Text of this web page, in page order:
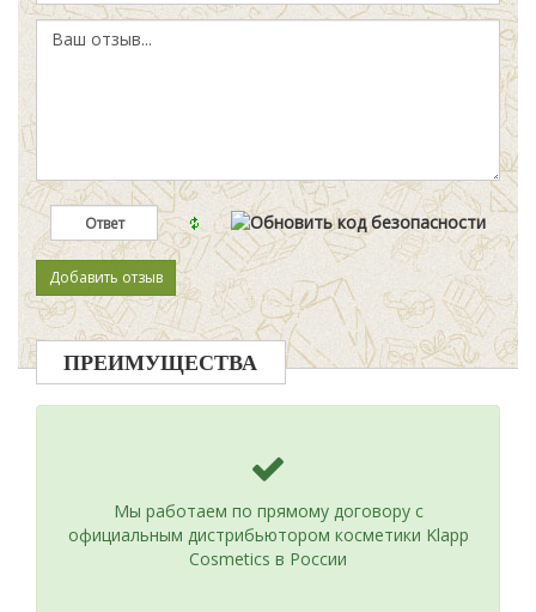
ПРЕИМУЩЕСТВА
Мы работаем по прямому договору с
официальным дистрибьютором косметики Klapp
Cosmetics в России